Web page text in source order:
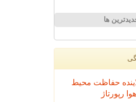
ها
حفاظت محیط
هوا رپورتاژ